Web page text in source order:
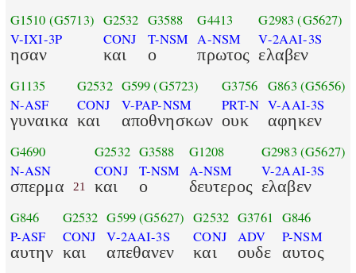
G1510 (G5713)
V-IXI-3P
ησαν
G2532
CONJ
και
G3588
T-NSM
ο
G4413
A-NSM
πρωτος
G2983 (G5627)
V-2AAI-3S
ελαβεν
G1135
N-ASF
γυναικα
G2532
CONJ
και
G599 (G5723)
V-PAP-NSM
αποθνησκων
G3756
PRT-N
ουκ
G863 (G5656)
V-AAI-3S
αφηκεν
G4690
N-ASN
σπερμα 21
G2532
CONJ
και
G3588
T-NSM
ο
G1208
A-NSM
δευτερος
G2983 (G5627)
V-2AAI-3S
ελαβεν
G846
P-ASF
αυτην
G2532
CONJ
και
G599(G5627)
V-2AAI-3S
απεθανεν
G2532
CONJ
και
G3761
ADV
ουδε
G846
P-NSM
αυτος